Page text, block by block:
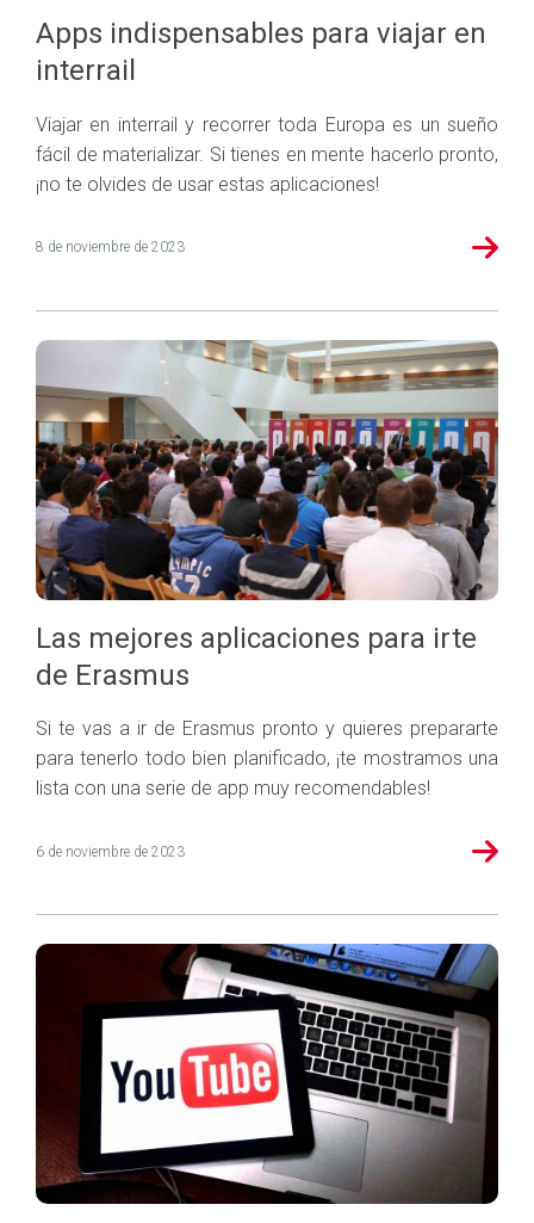
Apps indispensables para viajar en
interrail
Viajar en interrail y recorrer toda Europa es un sueño
fácil de materializar. Si tienes en mente hacerlo pronto,
¡no te olvides de usar estas aplicaciones!
8 de noviembre de 2023
Las mejores aplicaciones para irte
de Erasmus
Si te vas a ir de Erasmus pronto y quieres prepararte
para tenerlo todo bien planificado, ¡te mostramos una
lista con una serie de app muy recomendables!
6 de noviembre de 2023